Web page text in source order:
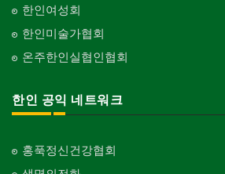
한인여성회
한인미술가협회
온주한인실협인협회
한인 공익 네트워크
홍푹정신건강협회